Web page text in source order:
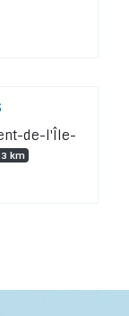
de-l'Île-
km